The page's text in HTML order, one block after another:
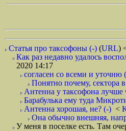
Статья про таксофоны (-) (URL)
Как раз недавно удалось
2020 14:17
согласен со всеми и уточню
Понятно почему, сектора
Антенна у таксофона
Барабулька ему туда
Антенна хорошая, не? (-) <
Она обычно внешняя,
У меня в поселке есть. Там